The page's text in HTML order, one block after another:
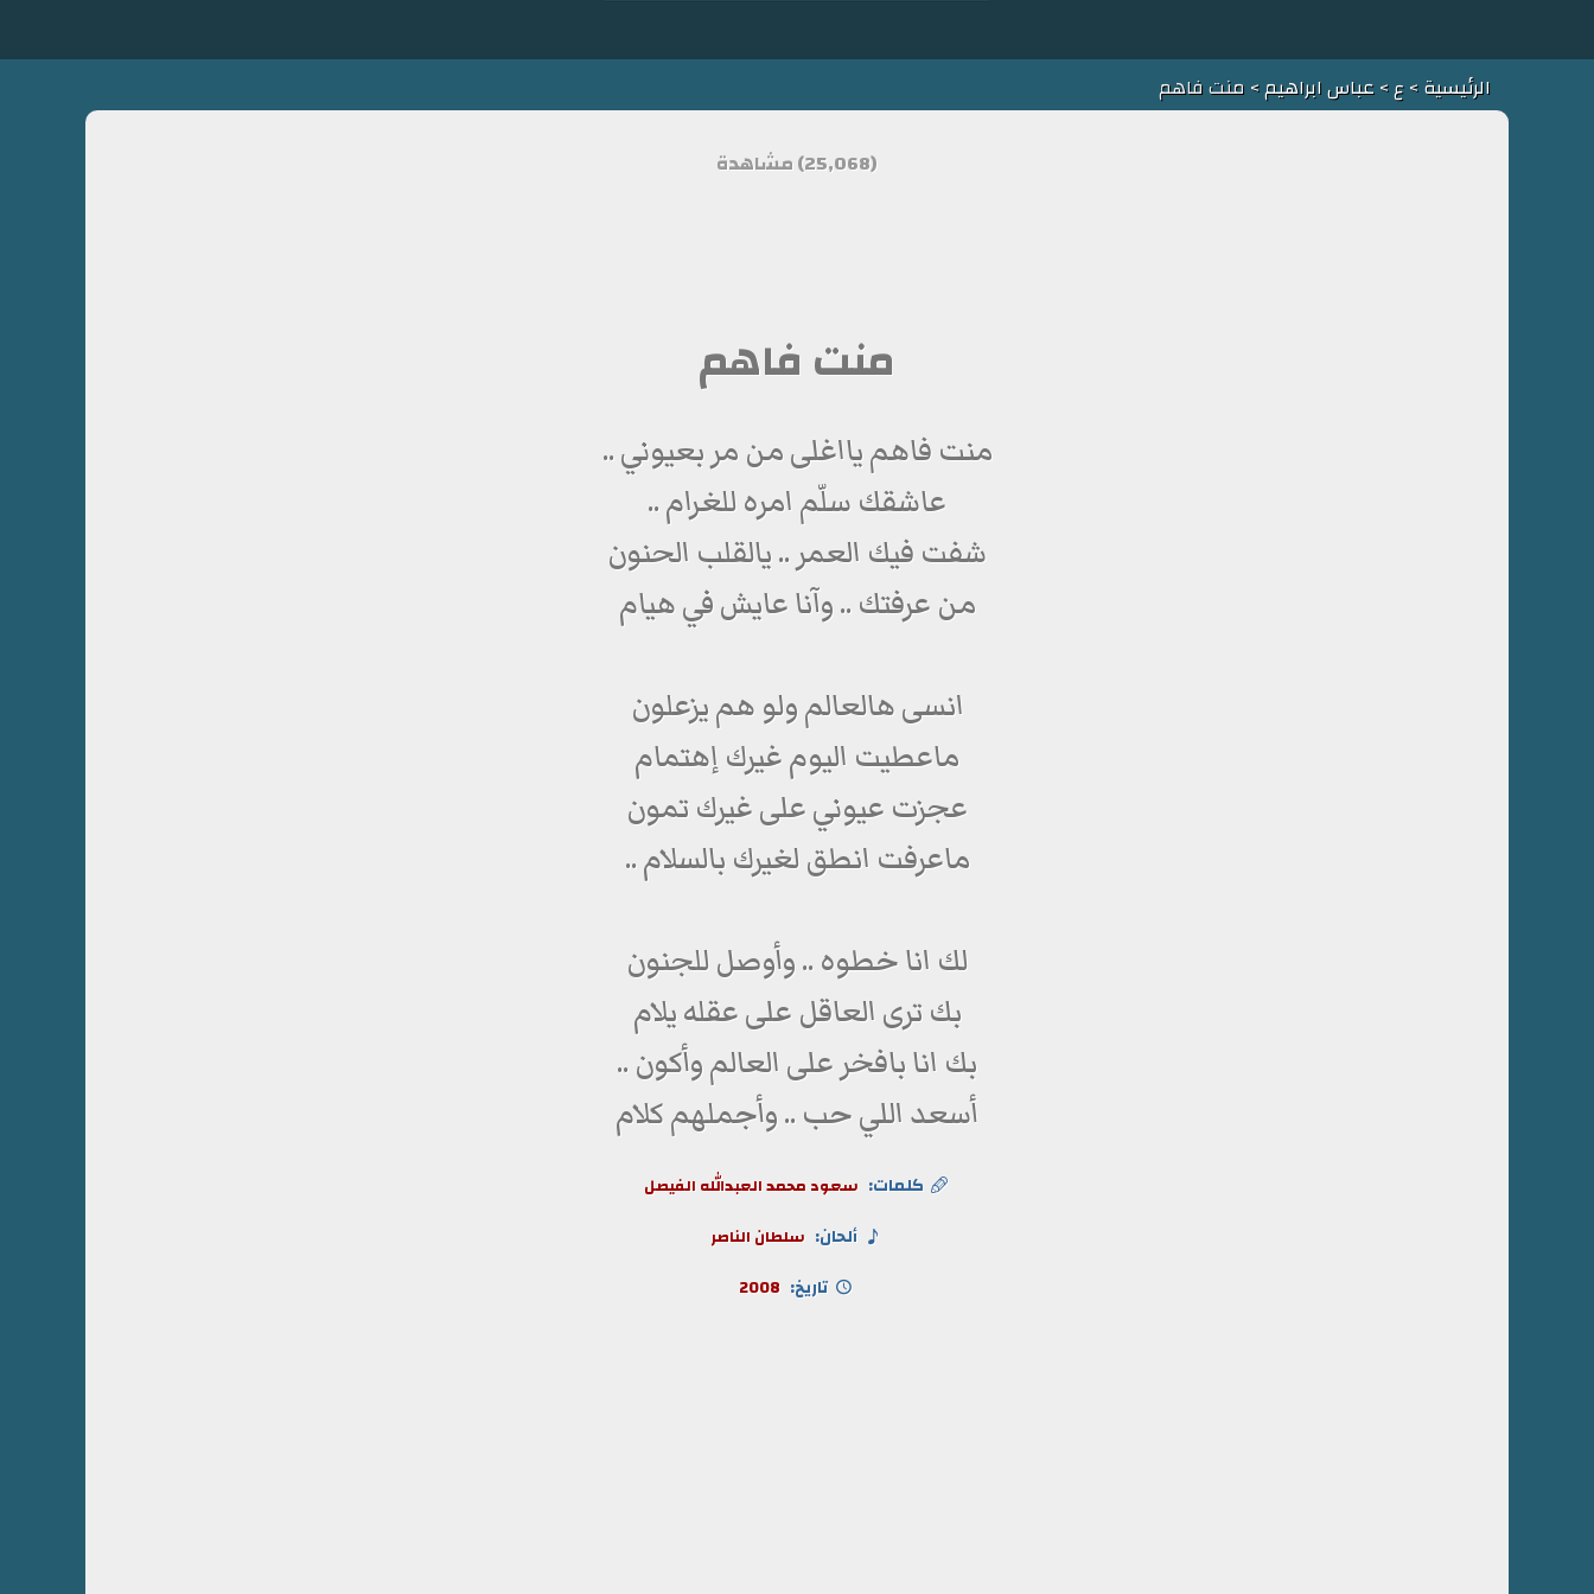
الرئيسية>ع>عباس ابراهيم> منت فاهم
(25,068) مشاهدة
منت فاهم
منت فاهم يااغلى من مر بعيوني ..
عاشقك سلّم امره للغرام ..
شفت فيك العمر .. يالقلب الحنون
من عرفتك .. وآنا عايش في هيام
انسى هالعالم ولو هم يزعلون
ماعطيت اليوم غيرك إهتمام
عجزت عيوني على غيرك تمون
ماعرفت انطق لغيرك بالسلام ..
لك انا خطوه .. وأوصل للجنون
بك ترى العاقل على عقله يلام
بك انا بافخر على العالم وأكون ..
أسعد اللي حب .. وأجملهم كلام
كلمات: سعود محمد العبدالله الفيصل
ألحان: سلطان الناصر
تاريخ: 2008